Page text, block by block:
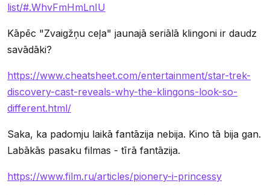
list/#.WhvFmHmLnIU
Kāpēc "Zvaigžņu ceļa" jaunajā seriālā klingoni ir daudz
savādāki?
https://www.cheatsheet.com/entertainment/star-trek-
discovery-cast-reveals-why-the-klingons-look-so-
different.html/
Saka, ka padomju laikā fantāzija nebija. Kino tā bija gan.
Labākās pasaku filmas - tīrā fantāzija.
https://www.film.ru/articles/pionery-i-princessy